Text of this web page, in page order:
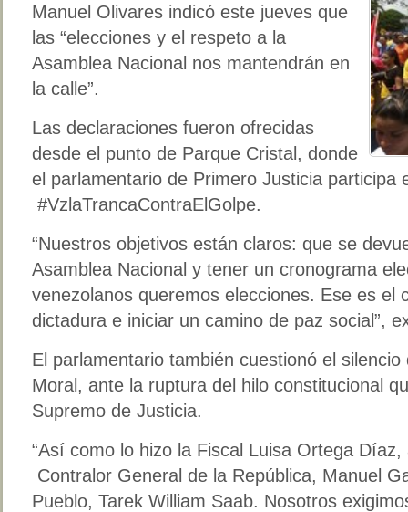
Manuel Olivares indicó este jueves que
las “elecciones y el respeto a la
Asamblea Nacional nos mantendrán en
la calle”.
Las declaraciones fueron ofrecidas
desde el punto de Parque Cristal, donde
el parlamentario de Primero Justicia participa
#VzlaTrancaContraElGolpe.
“Nuestros objetivos están claros: que se
Asamblea Nacional y tener un cronograma
venezolanos queremos elecciones. Ese es el
dictadura e iniciar un camino de paz social”,
El parlamentario también cuestionó el
Moral, ante la ruptura del hilo constitucional
Supremo de Justicia.
“Así como lo hizo la Fiscal Luisa Ortega
Contralor General de la República, Manuel
Pueblo, Tarek William Saab. Nosotros